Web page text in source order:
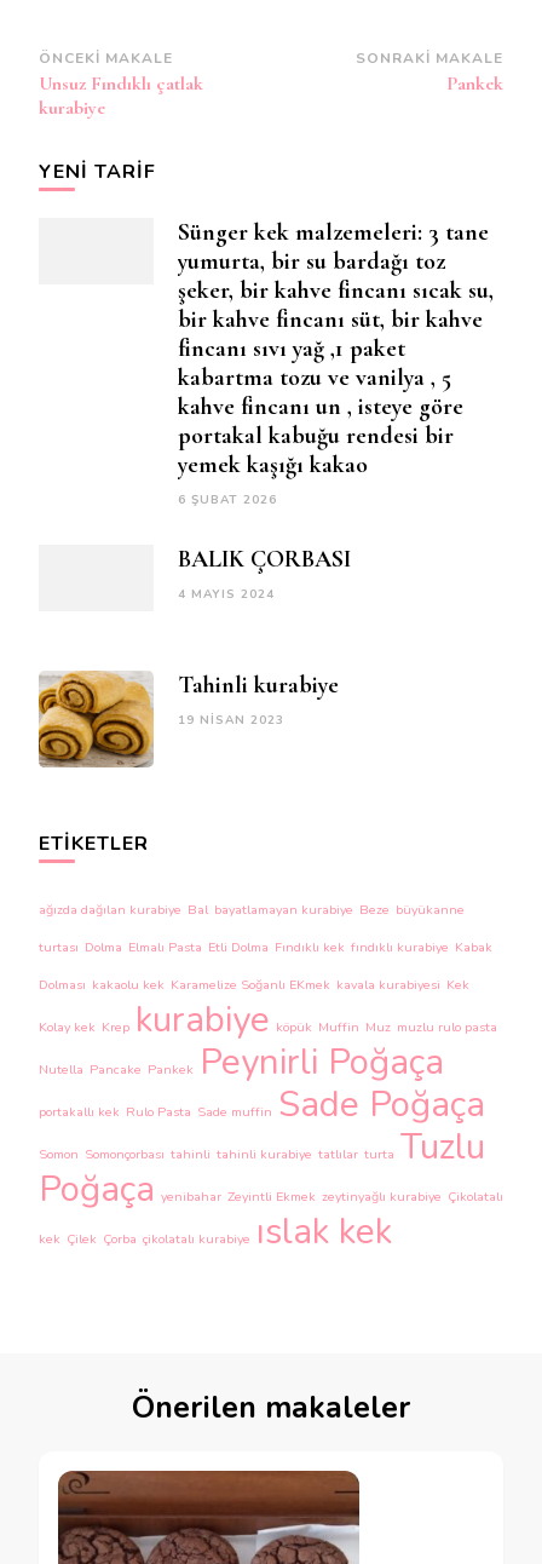
Yazı
dolaşımı
ÖNCEKI MAKALE
Unsuz Fındıklı çatlak
kurabiye
SONRAKI MAKALE
Pankek
YENI TARIF
Sünger kek malzemeleri: 3 tane
yumurta, bir su bardağı toz
şeker, bir kahve fincanı sıcak su,
bir kahve fincanı süt, bir kahve
fincanı sıvı yağ ,1 paket
kabartma tozu ve vanilya , 5
kahve fincanı un , isteye göre
portakal kabuğu rendesi bir
yemek kaşığı kakao
6 ŞUBAT 2026
BALIK ÇORBASI
4 MAYIS 2024
Tahinli kurabiye
19 NISAN 2023
ETIKETLER
ağızda dağılan kurabiye Bal bayatlamayan kurabiye Beze büyükanne
turtası Dolma Elmalı Pasta Etli Dolma Fındıklı kek fındıklı kurabiye Kabak
Dolması kakaolu kek Karamelize Soğanlı EKmek kavala kurabiyesi Kek
Kolay kek Krep kurabiye köpük Muffin Muz muzlu rulo pasta
Nutella Pancake Pankek Peynirli Poğaça
portakallı kek Rulo Pasta Sade muffin Sade Poğaça
Somon Somonçorbası tahinli tahinli kurabiye tatlılar turta Tuzlu
Poğaça yenibahar Zeyintli Ekmek zeytinyağlı kurabiye Çikolatalı
kek Çilek Çorba çikolatalı kurabiye ıslak kek
Önerilen makaleler